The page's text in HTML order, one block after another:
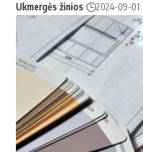
Ukmergės žinios 2024-09-01